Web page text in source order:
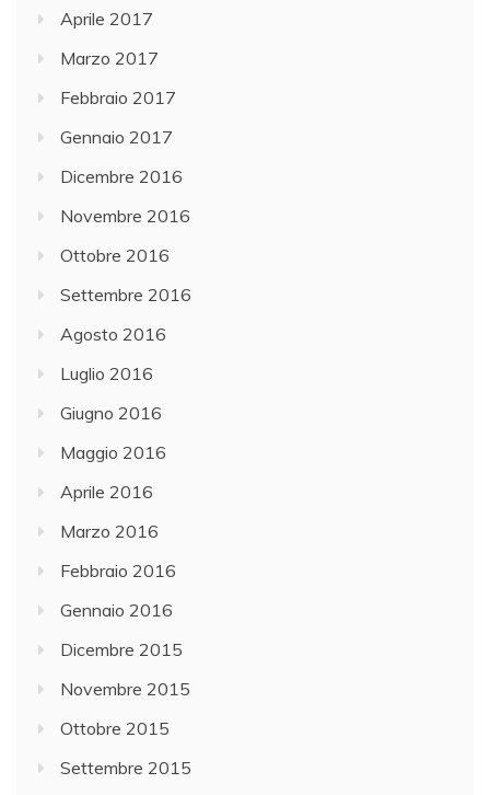
Aprile 2017
Marzo 2017
Febbraio 2017
Gennaio 2017
Dicembre 2016
Novembre 2016
Ottobre 2016
Settembre 2016
Agosto 2016
Luglio 2016
Giugno 2016
Maggio 2016
Aprile 2016
Marzo 2016
Febbraio 2016
Gennaio 2016
Dicembre 2015
Novembre 2015
Ottobre 2015
Settembre 2015